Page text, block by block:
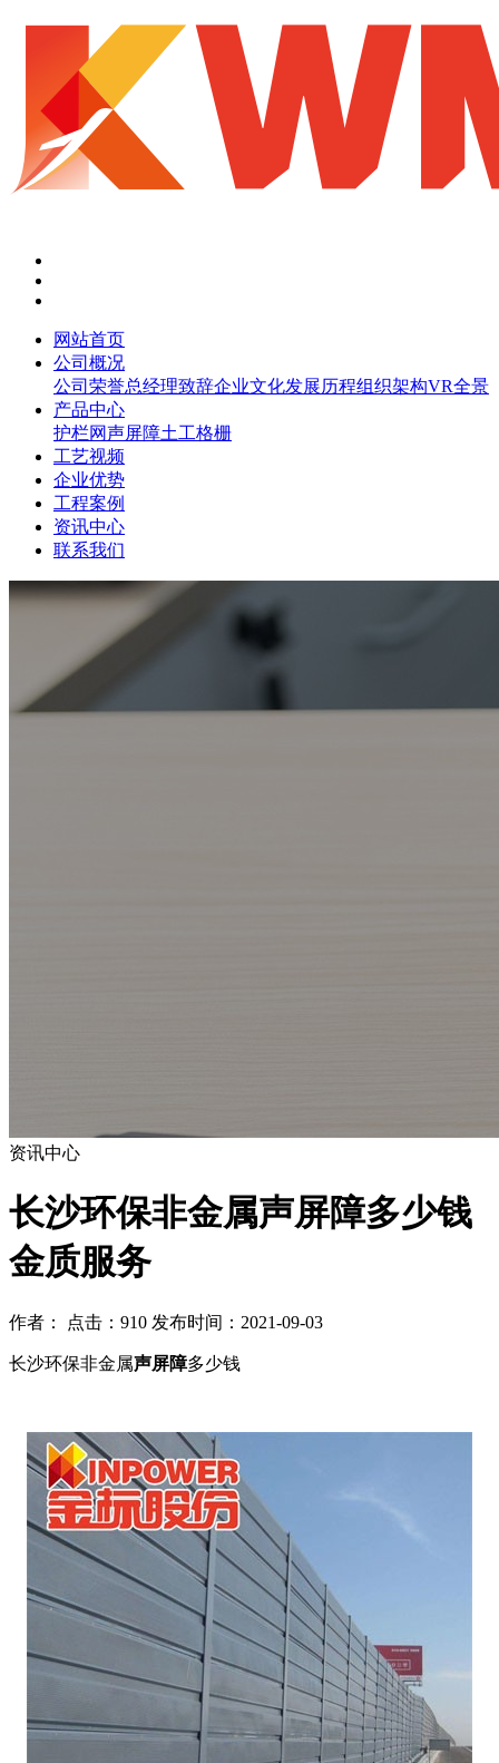
网站首页
公司概况
公司荣誉总经理致辞企业文化发展历程组织架构VR全景
产品中心
护栏网声屏障土工格栅
工艺视频
企业优势
工程案例
资讯中心
联系我们
资讯中心
长沙环保非金属声屏障多少钱
金质服务
作者： 点击：910 发布时间：2021-09-03
长沙环保非金属声屏障多少钱